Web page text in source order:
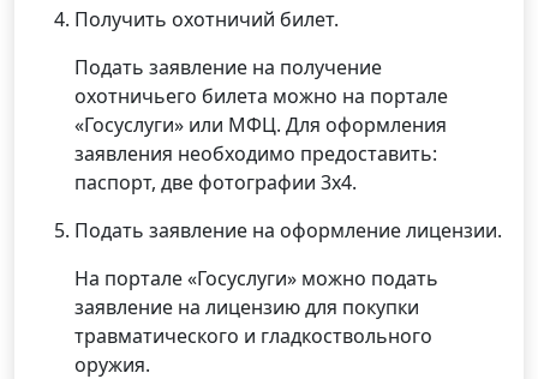
Получить охотничий билет.
Подать заявление на получение
охотничьего билета можно на портале
«Госуслуги» или МФЦ. Для оформления
заявления необходимо предоставить:
паспорт, две фотографии 3х4.
Подать заявление на оформление лицензии.
На портале «Госуслуги» можно подать
заявление на лицензию для покупки
травматического и гладкоствольного
оружия.